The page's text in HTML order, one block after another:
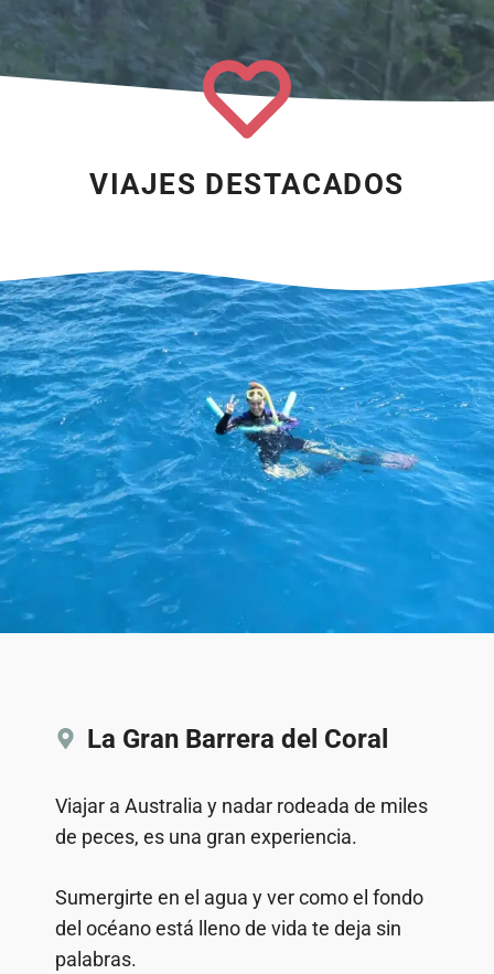
VIAJES DESTACADOS
La Gran Barrera del Coral
Viajar a Australia y nadar rodeada de miles
de peces, es una gran experiencia.
Sumergirte en el agua y ver como el fondo
del océano está lleno de vida te deja sin
palabras.